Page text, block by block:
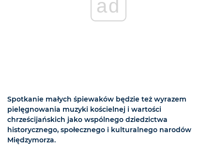
ad
Spotkanie małych śpiewaków będzie też wyrazem
pielęgnowania muzyki kościelnej i wartości
chrześcijańskich jako wspólnego dziedzictwa
historycznego, społecznego i kulturalnego narodów
Międzymorza.